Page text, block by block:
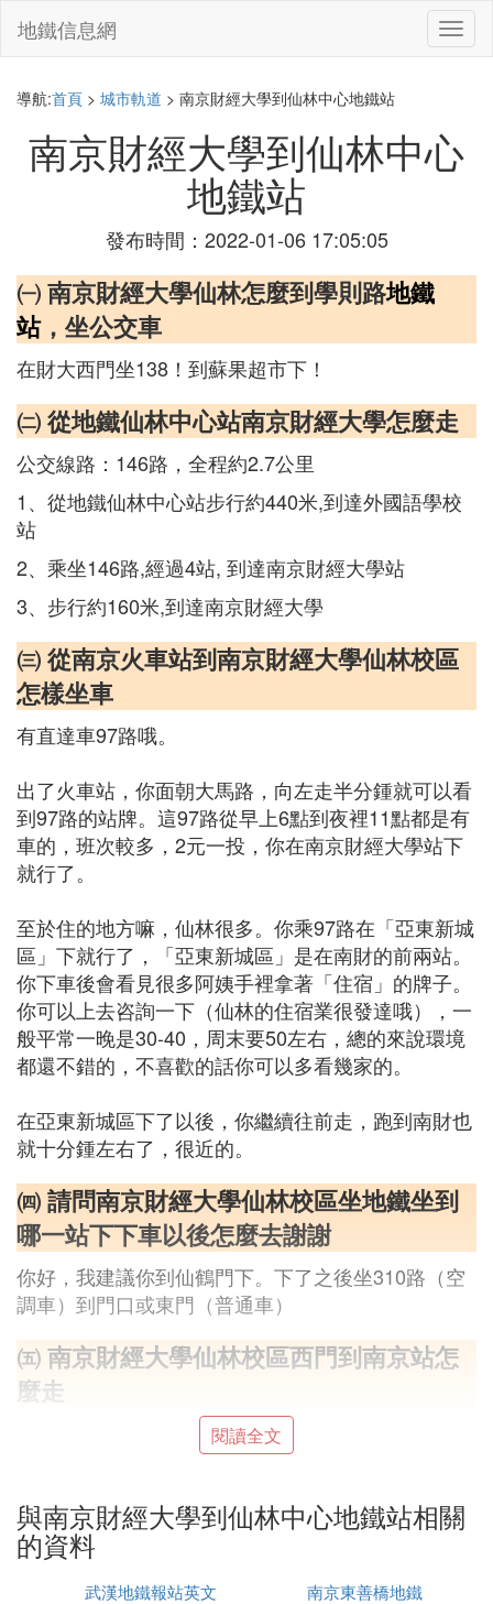
切
換
地鐵信息網
導航:首頁 > 城市軌道 > 南京財經大學到仙林中心地鐵站
南京財經大學到仙林中心
地鐵站
發布時間：2022-01-06 17:05:05
㈠ 南京財經大學仙林怎麼到學則路地鐵
站，坐公交車
在財大西門坐138！到蘇果超市下！
㈡ 從地鐵仙林中心站南京財經大學怎麼走
公交線路：146路，全程約2.7公里
1、從地鐵仙林中心站步行約440米,到達外國語學校
站
2、乘坐146路,經過4站, 到達南京財經大學站
3、步行約160米,到達南京財經大學
㈢ 從南京火車站到南京財經大學仙林校區
怎樣坐車
有直達車97路哦。
出了火車站，你面朝大馬路，向左走半分鍾就可以看
到97路的站牌。這97路從早上6點到夜裡11點都是有
車的，班次較多，2元一投，你在南京財經大學站下
就行了。
至於住的地方嘛，仙林很多。你乘97路在「亞東新城
區」下就行了，「亞東新城區」是在南財的前兩站。
你下車後會看見很多阿姨手裡拿著「住宿」的牌子。
你可以上去咨詢一下（仙林的住宿業很發達哦），一
般平常一晚是30-40，周末要50左右，總的來說環境
都還不錯的，不喜歡的話你可以多看幾家的。
在亞東新城區下了以後，你繼續往前走，跑到南財也
就十分鍾左右了，很近的。
㈣ 請問南京財經大學仙林校區坐地鐵坐到
哪一站下下車以後怎麼去謝謝
你好，我建議你到仙鶴門下。下了之後坐310路（空
調車）到門口或東門（普通車）
㈤ 南京財經大學仙林校區西門到南京站怎
麼走
公交線路：97路，全程約14.1公里
站
2、乘坐97路,經過17站, 到達南京站·南廣場東站
閱讀全文
與南京財經大學到仙林中心地鐵站相關
的資料
武漢地鐵報站英文
南京東善橋地鐵